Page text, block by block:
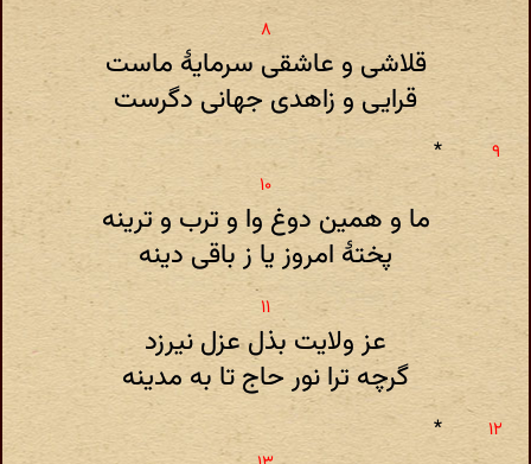
قلاشی و عاشقی سرمایۀ ماست
قرایی و زاهدی جهانی دگرست
*
ما و همین دوغ وا و ترب و ترینه
پختۀ امروز یا ز باقی دینه
عز ولایت بذل عزل نیرزد
گرچه ترا نور حاج تا به مدینه
*